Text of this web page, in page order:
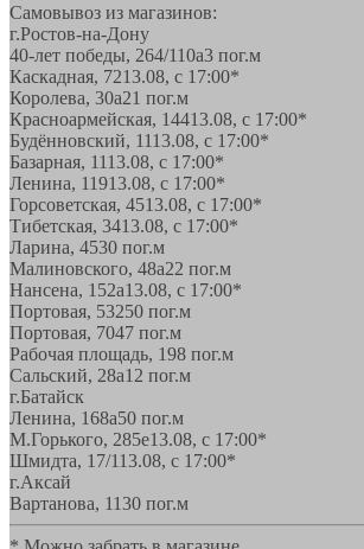
Самовывоз из магазинов:
г.Ростов-на-Дону
40-лет победы, 264/110а3 пог.м
Каскадная, 7213.08, с 17:00*
Королева, 30а21 пог.м
Красноармейская, 14413.08, с 17:00*
Будённовский, 1113.08, с 17:00*
Базарная, 1113.08, с 17:00*
Ленина, 11913.08, с 17:00*
Горсоветская, 4513.08, с 17:00*
Тибетская, 3413.08, с 17:00*
Ларина, 4530 пог.м
Малиновского, 48а22 пог.м
Нансена, 152а13.08, с 17:00*
Портовая, 53250 пог.м
Портовая, 7047 пог.м
Рабочая площадь, 198 пог.м
Сальский, 28a12 пог.м
г.Батайск
Ленина, 168а50 пог.м
М.Горького, 285е13.08, с 17:00*
Шмидта, 17/113.08, с 17:00*
г.Аксай
Вартанова, 1130 пог.м